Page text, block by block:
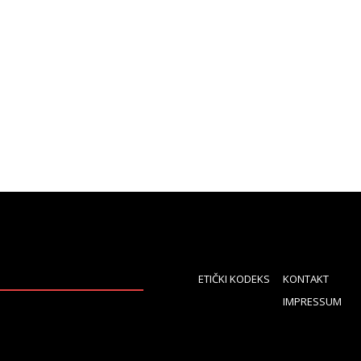
ETIČKI KODEKS
KONTAKT
IMPRESSUM